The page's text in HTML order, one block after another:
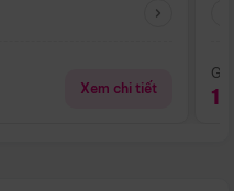
Xem chi tiết